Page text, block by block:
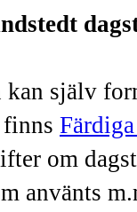
kan själv
om
använts